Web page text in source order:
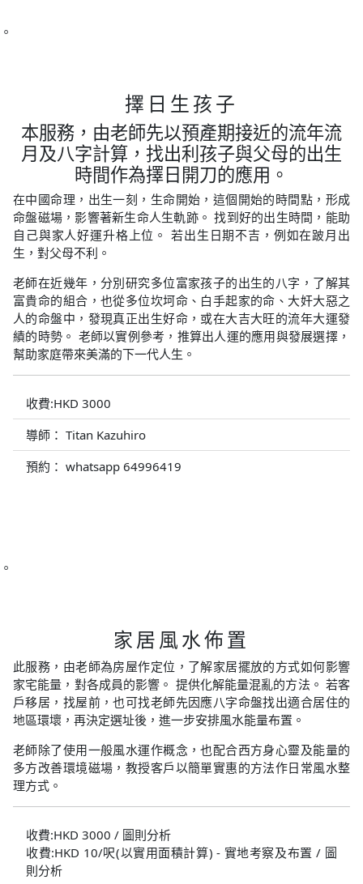
。
擇日生孩子
本服務，由老師先以預產期接近的流年流
月及八字計算，找出利孩子與父母的出生
時間作為擇日開刀的應用。
在中國命理，出生一刻，生命開始，這個開始的時間點，形成
命盤磁場，影響著新生命人生軌跡。 找到好的出生時間，能助
自己與家人好運升格上位。 若出生日期不吉，例如在跛月出
生，對父母不利。
老師在近幾年，分別研究多位富家孩子的出生的八字，了解其
富貴命的組合，也從多位坎坷命、白手起家的命、大奸大惡之
人的命盤中，發現真正出生好命，或在大吉大旺的流年大運發
績的時勢。 老師以實例參考，推算出人運的應用與發展選擇，
幫助家庭帶來美滿的下一代人生。
收費:HKD 3000
導師： Titan Kazuhiro
預約： whatsapp 64996419
。
家居風水佈置
此服務，由老師為房屋作定位，了解家居擺放的方式如何影響
家宅能量，對各成員的影響。 提供化解能量混亂的方法。 若客
戶移居，找屋前，也可找老師先因應八字命盤找出適合居住的
地區環壞，再決定選址後，進一步安排風水能量布置。
老師除了使用一般風水運作概念，也配合西方身心靈及能量的
多方改善環境磁場，教授客戶以簡單實惠的方法作日常風水整
理方式。
收費:HKD 3000 / 圖則分析
收費:HKD 10/呎(以實用面積計算) - 實地考察及布置 / 圖
則分析